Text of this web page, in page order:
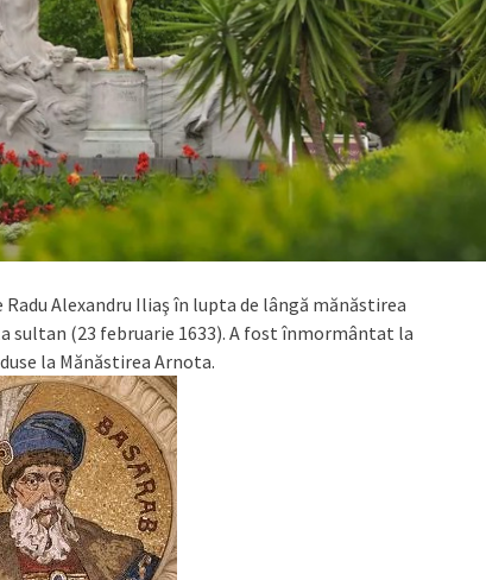
Radu Alexandru Iliaş în lupta de lângă mănăstirea
sultan (23 februarie 1633). A fost înmormântat la
la Mănăstirea Arnota.